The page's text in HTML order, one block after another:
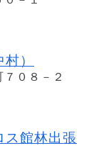
）
０８－２
館林出張